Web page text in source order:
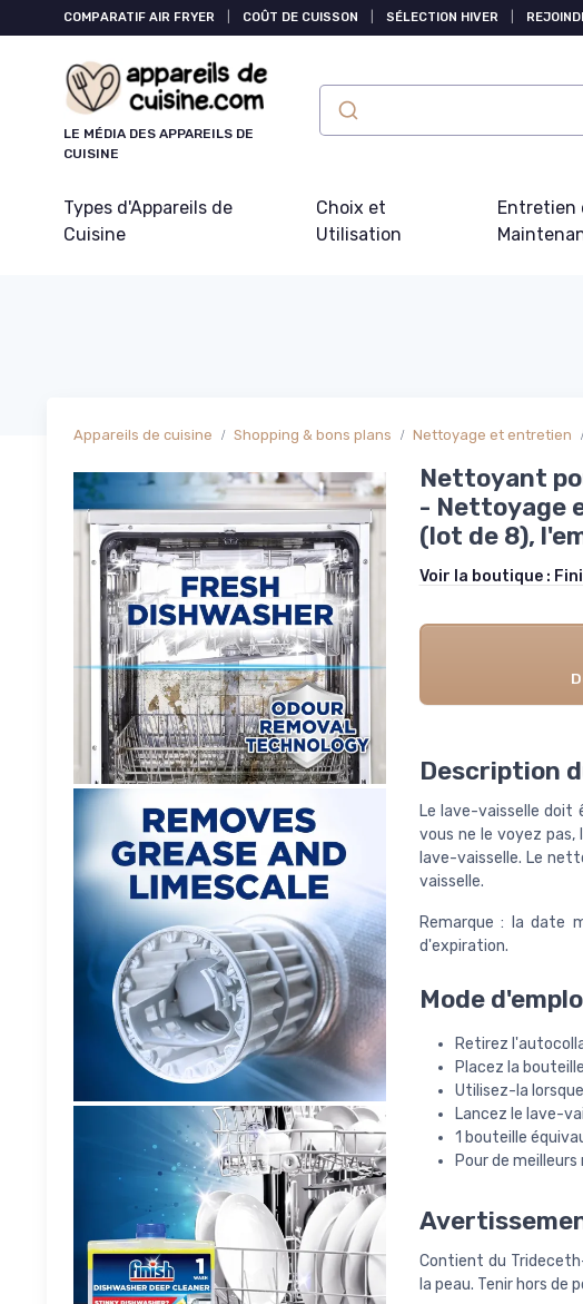
COMPARATIF AIR FRYER COÛT DE CUISSON SÉLECTION HIVER
LE MÉDIA DES APPAREILS DE
CUISINE
Types d'Appareils de
Cuisine
Choix et
Utilisation
Entretien
Appareils de cuisine Shopping & bons plans Nettoyage et entretien
Nettoyant
- Nettoyage
(lot de 8),
Voir la boutique :
Description
Le lave-vaisselle
vous ne le voyez
lave-vaisselle. Le
vaisselle.
Remarque : la date
d'expiration.
Mode
Retirez
Placez la
Utilisez-la
Lancez le lave-
1 bouteille
Pour de
Contient du
la peau. Tenir hors de
Panneau de gestion des cookies